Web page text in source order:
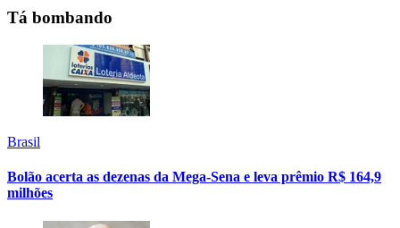
Tá bombando
Brasil
Bolão acerta as dezenas da Mega-Sena e leva prêmio R$ 164,9
milhões